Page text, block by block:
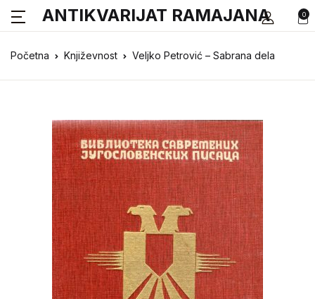
0
ANTIKVARIJAT RAMAJANA
Početna Književnost Veljko Petrović – Sabrana dela